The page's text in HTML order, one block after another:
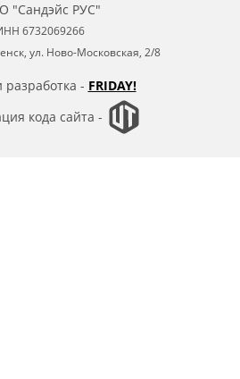
"Сандэйс РУС"
6732069266
ул. Ново-Московская, 2/8
- FRIDAY!
кода сайта -